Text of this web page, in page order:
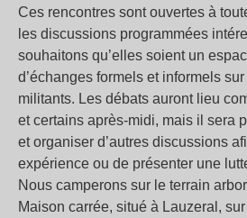
Ces rencontres sont ouvertes à
les discussions programmées
souhaitons qu’elles soient un
d’échanges formels et informels
militants. Les débats auront lieu
et certains après-midi, mais il sera
et organiser d’autres discussions
expérience ou de présenter une
Nous camperons sur le terrain
Maison carrée, situé à Lauzeral,